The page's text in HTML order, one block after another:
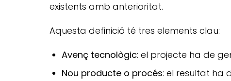
existents amb anterioritat.
Aquesta definició té tres elements clau:
Avenç tecnològic: el projecte ha de
Nou producte o procés: el resultat ha